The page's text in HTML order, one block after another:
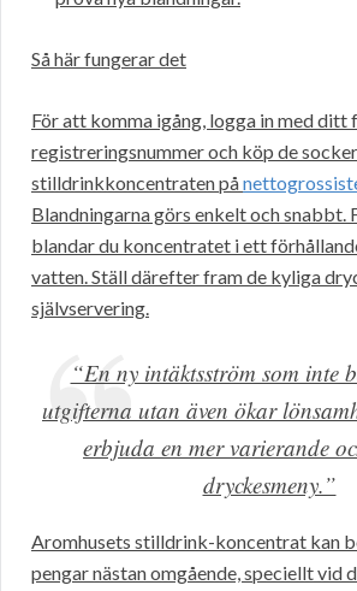
Så här fungerar det
För att komma igång, logga in med ditt
registreringsnummer och köp de
stilldrinkkoncentraten på
Blandningarna görs enkelt och snabbt.
blandar du koncentratet i ett
vatten. Ställ därefter fram de kyliga
självservering.
“En ny intäktsström som inte
utgifterna utan även ökar
erbjuda en mer varierande
dryckesmeny.”
Aromhusets stilldrink-koncentrat kan
pengar nästan omgående, speciellt vid